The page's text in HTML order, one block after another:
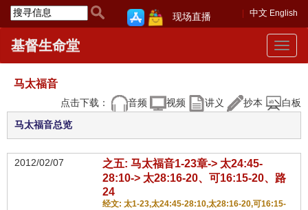
中文 English
现场直播
Toggle
基督生命堂
马太福音
点击下载： 音频 视频 讲义 抄本 白板
马太福音总览
2012/02/07
之五: 马太福音1-23章-> 太24:45-
28:10-> 太28:16-20、可16:15-20、路
24
经文: 太1-23,太24:45-28:10,太28:16-20,可16:15-